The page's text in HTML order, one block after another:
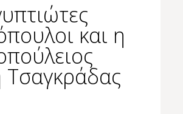
και η
Τσαγκράδας